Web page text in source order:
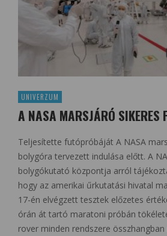
UNIVERZUM
A NASA MARSJÁRÓ SIKERES
Teljesítette futópróbáját A NASA
bolygóra tervezett indulása előtt. A
bolygókutató központja arról
hogy az amerikai űrkutatási hivatal
17-én elvégzett tesztek előzetes
órán át tartó maratoni próbán
rover minden rendszere